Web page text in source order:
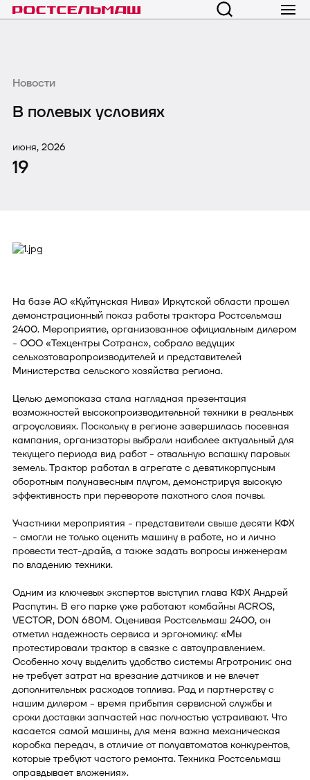
Новости
В полевых условиях
июня, 2026
19
На базе АО «Куйтунская Нива» Иркутской области прошел
демонстрационный показ работы трактора Ростсельмаш
2400. Мероприятие, организованное официальным дилером
- ООО «Техцентры Сотранс», собрало ведущих
сельхозтоваропроизводителей и представителей
Министерства сельского хозяйства региона.
Целью демопоказа стала наглядная презентация
возможностей высокопроизводительной техники в реальных
агроусловиях. Поскольку в регионе завершилась посевная
кампания, организаторы выбрали наиболее актуальный для
текущего периода вид работ - отвальную вспашку паровых
земель. Трактор работал в агрегате с девятикорпусным
оборотным полунавесным плугом, демонстрируя высокую
эффективность при перевороте пахотного слоя почвы.
Участники мероприятия - представители свыше десяти КФХ
- смогли не только оценить машину в работе, но и лично
провести тест-драйв, а также задать вопросы инженерам
по владению техники.
Одним из ключевых экспертов выступил глава КФХ Андрей
Распутин. В его парке уже работают комбайны ACROS,
VECTOR, DON 680М. Оценивая Ростсельмаш 2400, он
отметил надежность сервиса и эргономику: «Мы
протестировали трактор в связке с автоуправлением.
Особенно хочу выделить удобство системы Агротроник: она
не требует затрат на врезание датчиков и не влечет
дополнительных расходов топлива. Рад и партнерству с
нашим дилером - время прибытия сервисной службы и
сроки доставки запчастей нас полностью устраивают. Что
касается самой машины, для меня важна механическая
коробка передач, в отличие от полуавтоматов конкурентов,
которые требуют частого ремонта. Техника Ростсельмаш
оправдывает вложения».